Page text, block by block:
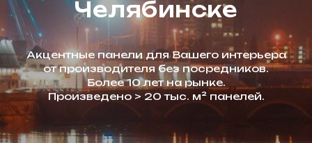
Челябинске
Акцентные панели для Вашего интерьера
от производителя без посредников.
Более 10 лет на рынке.
Произведено > 20 тыс. м² панелей.